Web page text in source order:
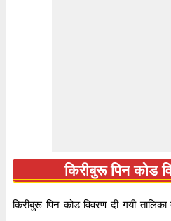
किरीबुरू पिन कोड
किरीबुरू पिन कोड विवरण दी गयी